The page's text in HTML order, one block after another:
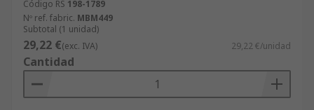
Código RS 198-1789
Nº ref. fabric. MBM449
Subtotal (1 unidad)
29,22 €(exc. IVA) 29,22 €/unidad
Cantidad